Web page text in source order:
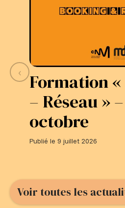
‹
Formation
– Réseau »
octobre
Publié le 9 juillet 2026
Voir toutes les